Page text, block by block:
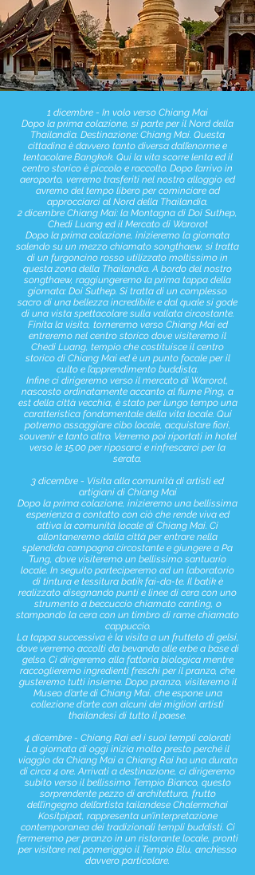
1 dicembre - In volo verso Chiang Mai
Dopo la prima colazione, si parte per il Nord della
Thailandia. Destinazione: Chiang Mai. Questa
cittadina è davvero tanto diversa dall’enorme e
tentacolare Bangkok. Qui la vita scorre lenta ed il
centro storico è piccolo e raccolto. Dopo l’arrivo in
aeroporto, verremo trasferiti nel nostro alloggio ed
avremo del tempo libero per cominciare ad
approcciarci al Nord della Thailandia.
2 dicembre Chiang Mai: la Montagna di Doi Suthep,
Chedi Luang ed il Mercato di Warorot
Dopo la prima colazione, inizieremo la giornata
salendo su un mezzo chiamato songthaew, si tratta
di un furgoncino rosso utilizzato moltissimo in
questa zona della Thailandia. A bordo del nostro
songthaew, raggiungeremo la prima tappa della
giornata: Doi Suthep. Si tratta di un complesso
sacro di una bellezza incredibile e dal quale si gode
di una vista spettacolare sulla vallata circostante.
Finita la visita, torneremo verso Chiang Mai ed
entreremo nel centro storico dove visiteremo il
Chedi Luang, tempio che costituisce il centro
storico di Chiang Mai ed è un punto focale per il
culto e l’apprendimento buddista.
Infine ci dirigeremo verso il mercato di Warorot,
nascosto ordinatamente accanto al fiume Ping, a
est della città vecchia, è stato per lungo tempo una
caratteristica fondamentale della vita locale. Qui
potremo assaggiare cibo locale, acquistare fiori,
souvenir e tanto altro. Verremo poi riportati in hotel
verso le 15.00 per riposarci e rinfrescarci per la
serata.
3 dicembre - Visita alla comunità di artisti ed
artigiani di Chiang Mai
Dopo la prima colazione, inizieremo una bellissima
esperienza a contatto con ciò che rende viva ed
attiva la comunità locale di Chiang Mai. Ci
allontaneremo dalla città per entrare nella
splendida campagna circostante e giungere a Pa
Tung, dove visiteremo un bellissimo santuario
locale. In seguito parteciperemo ad un laboratorio
di tintura e tessitura batik fai-da-te. Il batik è
realizzato disegnando punti e linee di cera con uno
strumento a beccuccio chiamato canting, o
stampando la cera con un timbro di rame chiamato
cappuccio.
La tappa successiva è la visita a un frutteto di gelsi,
dove verremo accolti da bevanda alle erbe a base di
gelso. Ci dirigeremo alla fattoria biologica mentre
raccoglieremo ingredienti freschi per il pranzo, che
gusteremo tutti insieme. Dopo pranzo, visiteremo il
Museo d’arte di Chiang Mai, che espone una
collezione d’arte con alcuni dei migliori artisti
thailandesi di tutto il paese.
4 dicembre - Chiang Rai ed i suoi templi colorati
La giornata di oggi inizia molto presto perché il
viaggio da Chiang Mai a Chiang Rai ha una durata
di circa 4 ore. Arrivati a destinazione, ci dirigeremo
subito verso il bellissimo Tempio Bianco, questo
sorprendente pezzo di architettura, frutto
dell’ingegno dell’artista tailandese Chalermchai
Kositpipat, rappresenta un’interpretazione
contemporanea dei tradizionali templi buddisti. Ci
fermeremo per pranzo in un ristorante locale, pronti
per visitare nel pomeriggio il Tempio Blu, anch’esso
davvero particolare.